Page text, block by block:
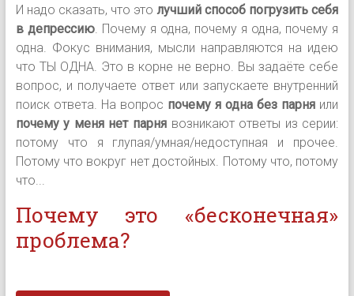
И надо сказать, что этолучший способ погрузить себя
в депрессию. Почему я одна, почему я одна, почему я
одна. Фокус внимания, мысли направляются на идею
что ТЫ ОДНА. Это в корне не верно. Вы задаёте себе
вопрос, и получаете ответ или запускаете внутренний
поиск ответа. На вопрос почему я одна без парня или
почему у меня нет парнявозникают ответы из серии:
потому что я глупая/умная/недоступная и прочее.
Потому что вокруг нет достойных. Потому что, потому
что...
Почему это «бесконечная»
проблема?